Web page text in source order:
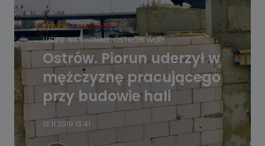
REGION WIADOMOŚCI
LUDZIE NA SYGNALE OSTRÓW WLKP.
Ostrów. Piorun uderzył w
mężczyznę pracującego
przy budowie hali
13.11.2019 13:41